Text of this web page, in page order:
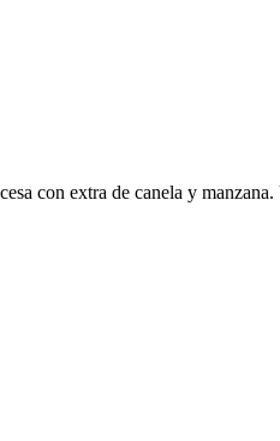
con extra de canela y